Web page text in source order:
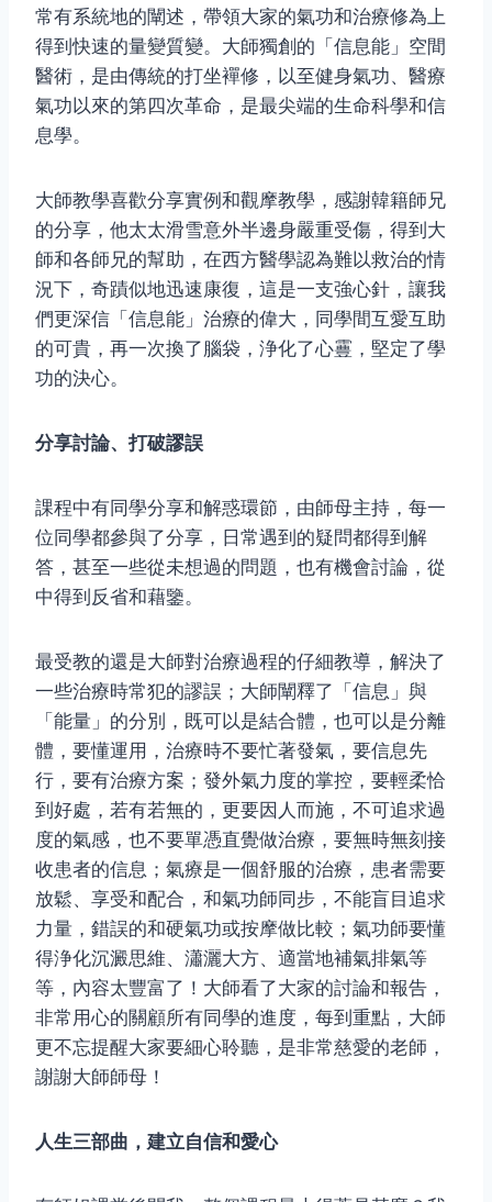
常有系統地的闡述，帶領大家的氣功和治療修為上
得到快速的量變質變。大師獨創的「信息能」空間
醫術，是由傳統的打坐襌修，以至健身氣功、醫療
氣功以來的第四次革命，是最尖端的生命科學和信
息學。
大師教學喜歡分享實例和觀摩教學，感謝韓籍師兄
的分享，他太太滑雪意外半邊身嚴重受傷，得到大
師和各師兄的幫助，在西方醫學認為難以救治的情
況下，奇蹟似地迅速康復，這是一支強心針，讓我
們更深信「信息能」治療的偉大，同學間互愛互助
的可貴，再一次換了腦袋，浄化了心霻，堅定了學
功的決心。
分享討論、打破謬誤
課程中有同學分享和解惑環節，由師母主持，每一
位同學都參與了分享，日常遇到的疑問都得到解
答，甚至一些從未想過的問題，也有機會討論，從
中得到反省和藉鑒。
最受教的還是大師對治療過程的仔細教導，解決了
一些治療時常犯的謬誤；大師闡釋了「信息」與
「能量」的分別，既可以是結合體，也可以是分離
體，要懂運用，治療時不要忙著發氣，要信息先
行，要有治療方案；發外氣力度的掌控，要輕柔恰
到好處，若有若無的，更要因人而施，不可追求過
度的氣感，也不要單憑直覺做治療，要無時無刻接
收患者的信息；氣療是一個舒服的治療，患者需要
放鬆、享受和配合，和氣功師同步，不能盲目追求
力量，錯誤的和硬氣功或按摩做比較；氣功師要懂
得浄化沉澱思維、瀟灑大方、適當地補氣排氣等
等，內容太豐富了！大師看了大家的討論和報告，
非常用心的關顧所有同學的進度，每到重點，大師
更不忘提醒大家要細心聆聽，是非常慈愛的老師，
謝謝大師師母！
人生三部曲，建立自信和愛心